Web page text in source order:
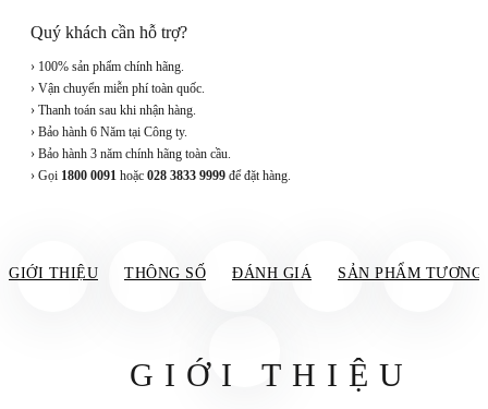
Quý khách cần hỗ trợ?
› 100% sản phẩm chính hãng.
› Vận chuyển miễn phí toàn quốc.
› Thanh toán sau khi nhận hàng.
› Bảo hành 6 Năm tại Công ty.
› Bảo hành 3 năm chính hãng toàn cầu.
› Gọi 1800 0091 hoặc 028 3833 9999 để đặt hàng.
GIỚI THIỆU THÔNG SỐ ĐÁNH GIÁ SẢN PHẨM TƯƠNG
GIỚI THIỆU